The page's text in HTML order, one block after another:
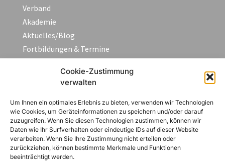
Cookie-Zustimmung
verwalten
Um Ihnen ein optimales Erlebnis zu bieten, verwenden wir Technologien
wie Cookies, um Geräteinformationen zu speichern und/oder darauf
zuzugreifen. Wenn Sie diesen Technologien zustimmen, können wir
Daten wie Ihr Surfverhalten oder eindeutige IDs auf dieser Website
verarbeiten. Wenn Sie Ihre Zustimmung nicht erteilen oder
zurückziehen, können bestimmte Merkmale und Funktionen
beeinträchtigt werden.
Verband
Akademie
Aktuelles/Blog
Fortbildungen & Termine
Rechtliches
Impressum
Datenschutzerklärung
AGB